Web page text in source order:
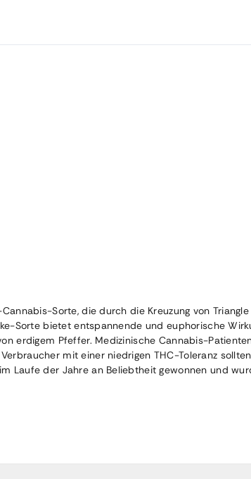
Sorte, die durch die Kreuzung von
Sorte bietet entspannende und euphorische
erdigem Pfeffer. Medizinische Cannabis-
mit einer niedrigen THC-Toleranz
Laufe der Jahre an Beliebtheit gewonnen und